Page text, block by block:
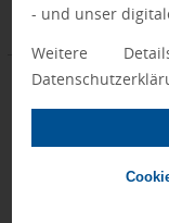
- und unser
Weitere
ab 2,15 €